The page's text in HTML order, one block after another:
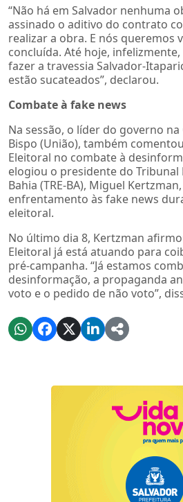
“Não há em Salvador nenhuma
assinado o aditivo do contrato
realizar a obra. E nós queremos
concluída. Até hoje,
fazer a travessia Salvador-
estão sucateados”, declarou.
Combate à fake news
Na sessão, o líder do governo
Bispo (União), também
Eleitoral no combate à
elogiou o presidente do Tribunal
Bahia (TRE-BA), Miguel
enfrentamento às fake news
eleitoral.
No último dia 8, Kertzman
Eleitoral já está atuando para
pré-campanha. “Já estamos
desinformação, a propaganda
voto e o pedido de não voto”,